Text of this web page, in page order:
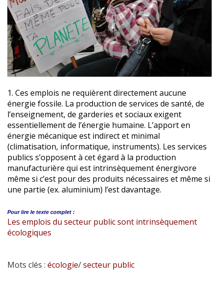
1. Ces emplois ne requièrent directement aucune
énergie fossile. La production de services de santé, de
l’enseignement, de garderies et sociaux exigent
essentiellement de l’énergie humaine. L’apport en
énergie mécanique est indirect et minimal
(climatisation, informatique, instruments). Les services
publics s’opposent à cet égard à la production
manufacturière qui est intrinsèquement énergivore
même si c’est pour des produits nécessaires et même si
une partie (ex. aluminium) l’est davantage.
Pour lire le texte complet :
Les emplois du secteur public sont intrinsèquement
écologiques
Mots clés : écologie/secteur public